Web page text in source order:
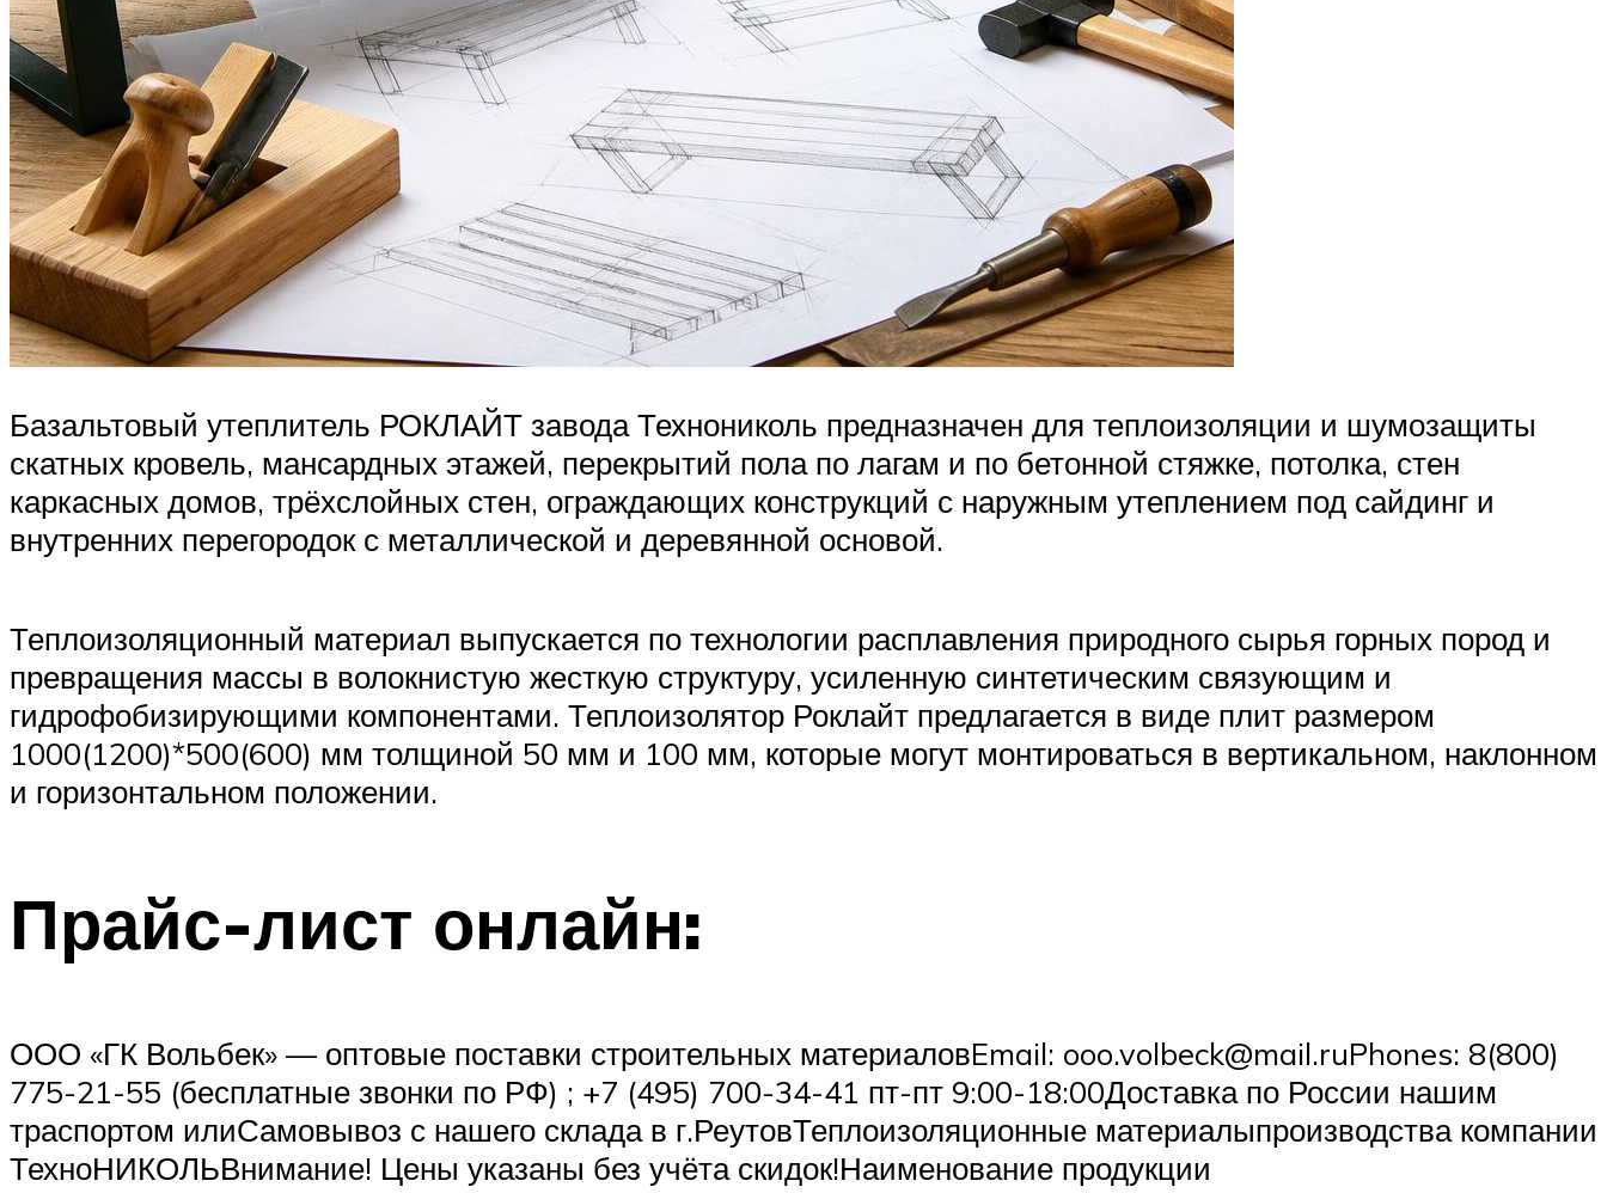
Базальтовый утеплитель РОКЛАЙТ завода Технониколь предназначен для теплоизоляции и шумозащиты
скатных кровель, мансардных этажей, перекрытий пола по лагам и по бетонной стяжке, потолка, стен
каркасных домов, трёхслойных стен, ограждающих конструкций с наружным утеплением под сайдинг и
внутренних перегородок с металлической и деревянной основой.
Теплоизоляционный материал выпускается по технологии расплавления природного сырья горных пород и
превращения массы в волокнистую жесткую структуру, усиленную синтетическим связующим и
гидрофобизирующими компонентами. Теплоизолятор Роклайт предлагается в виде плит размером
1000(1200)*500(600) мм толщиной 50 мм и 100 мм, которые могут монтироваться в вертикальном, наклонном
и горизонтальном положении.
Прайс-лист онлайн:
ООО «ГК Вольбек» — оптовые поставки строительных материаловEmail: ooo.volbeck@mail.ruPhones: 8(800)
775-21-55 (бесплатные звонки по РФ) ; +7 (495) 700-34-41 пт-пт 9:00-18:00Доставка по России нашим
траспортом илиСамовывоз с нашего склада в г.РеутовТеплоизоляционные материалыпроизводства компании
ТехноНИКОЛЬВнимание! Цены указаны без учёта скидок!Наименование продукции